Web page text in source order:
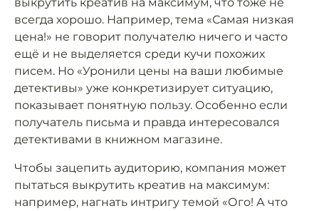
всегда хорошо. Например, тема «Самая низкая
цена!» не говорит получателю ничего и часто
ещё и не выделяется среди кучи похожих
писем. Но «Уронили цены на ваши любимые
детективы» уже конкретизирует ситуацию,
показывает понятную пользу. Особенно если
получатель письма и правда интересовался
детективами в книжном магазине.
Чтобы зацепить аудиторию, компания может
пытаться выкрутить креатив на максимум:
например, нагнать интригу темой «Ого! А что